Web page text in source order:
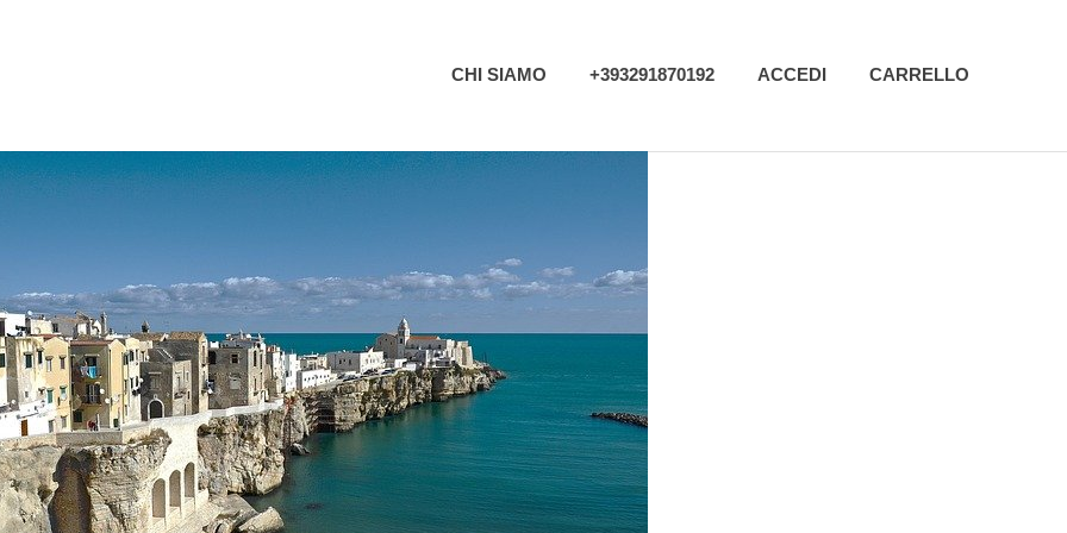
CHI SIAMO +393291870192 ACCEDI CARRELLO